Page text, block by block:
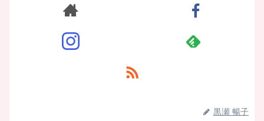
黒瀬 暢子